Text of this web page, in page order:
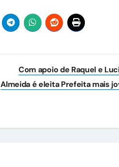
Com apoio de Raquel e
Almeida é eleita Prefeita mais